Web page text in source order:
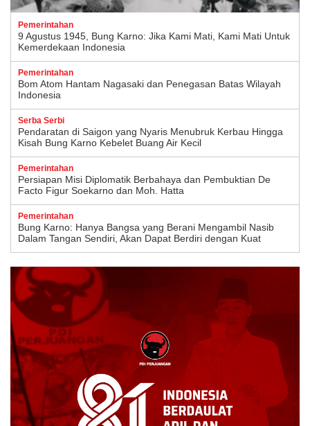
Pemerintahan
9 Agustus 1945, Bung Karno: Jika Kami Mati, Kami Mati Untuk
Kemerdekaan Indonesia
Pemerintahan
Bom Atom Hantam Nagasaki dan Penegasan Batas Wilayah
Indonesia
Serba Serbi
Pendaratan di Saigon yang Nyaris Menubruk Kerbau Hingga
Kisah Bung Karno Kebelet Buang Air Kecil
Pemerintahan
Persiapan Misi Diplomatik Berbahaya dan Pembuktian De
Facto Figur Soekarno dan Moh. Hatta
Pemerintahan
Bung Karno: Hanya Bangsa yang Berani Mengambil Nasib
Dalam Tangan Sendiri, Akan Dapat Berdiri dengan Kuat